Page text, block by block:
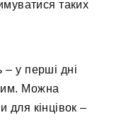
таких
– у перші дні
Можна
для кінцівок –